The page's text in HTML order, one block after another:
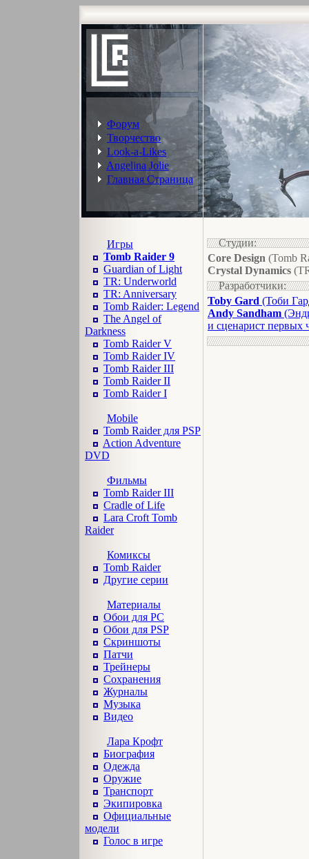
Форум
Творчество
Look-a-Likes
Angelina Jolie
Главная Страница
Игры
Tomb Raider 9
Guardian of Light
TR: Underworld
TR: Anniversary
Tomb Raider: Legend
The Angel of
Darkness
Tomb Raider V
Tomb Raider IV
Tomb Raider III
Tomb Raider II
Tomb Raider I
Mobile
Tomb Raider для PSP
Action Adventure
DVD
Фильмы
Tomb Raider III
Cradle of Life
Lara Croft Tomb
Raider
Комиксы
Tomb Raider
Другие серии
Материалы
Обои для PC
Обои для PSP
Скриншоты
Патчи
Трейнеры
Сохранения
Журналы
Музыка
Видео
Лара Крофт
Биография
Одежда
Оружие
Транспорт
Экипировка
Официальные
модели
Голос в игре
Студии:
Core Design (Tomb
Crystal Dynamics
Разработчики:
Toby Gard (Тоби
Andy Sandham
и сценарист первых